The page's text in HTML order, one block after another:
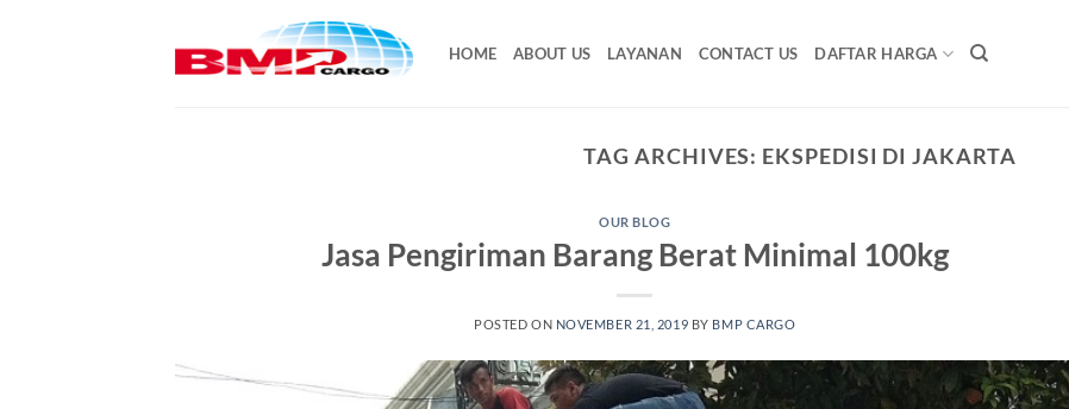
HOME ABOUT US LAYANAN CONTACT US DAFTAR HARGA
TAG ARCHIVES: EKSPEDISI DI JAKARTA
OUR BLOG
Jasa Pengiriman Barang Berat Minimal 100kg
POSTED ON NOVEMBER 21, 2019 BY BMP CARGO